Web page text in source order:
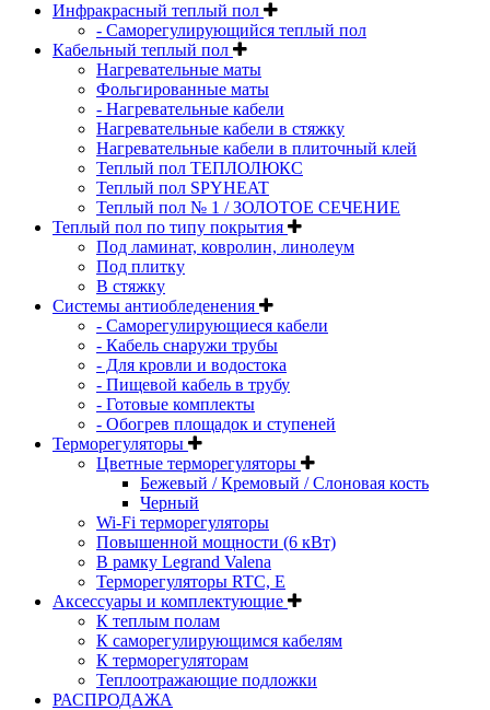
Инфракрасный теплый пол
- Саморегулирующийся теплый пол
Кабельный теплый пол
Нагревательные маты
Фольгированные маты
- Нагревательные кабели
Нагревательные кабели в стяжку
Нагревательные кабели в плиточный клей
Теплый пол ТЕПЛОЛЮКС
Теплый пол SPYHEAT
Теплый пол № 1 / ЗОЛОТОЕ СЕЧЕНИЕ
Теплый пол по типу покрытия
Под ламинат, ковролин, линолеум
Под плитку
В стяжку
Системы антиобледенения
- Саморегулирующиеся кабели
- Кабель снаружи трубы
- Для кровли и водостока
- Пищевой кабель в трубу
- Готовые комплекты
- Обогрев площадок и ступеней
Терморегуляторы
Цветные терморегуляторы
Бежевый / Кремовый / Слоновая кость
Черный
Wi-Fi терморегуляторы
Повышенной мощности (6 кВт)
В рамку Legrand Valena
Терморегуляторы RTC, Е
Aксессуары и комплектующие
К теплым полам
К саморегулирующимся кабелям
К терморегуляторам
Теплоотражающие подложки
РАСПРОДАЖА